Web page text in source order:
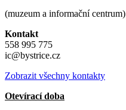
(muzeum a informační centrum)
Kontakt
558 995 775
ic@bystrice.cz
Zobrazit všechny kontakty
Otevírací doba